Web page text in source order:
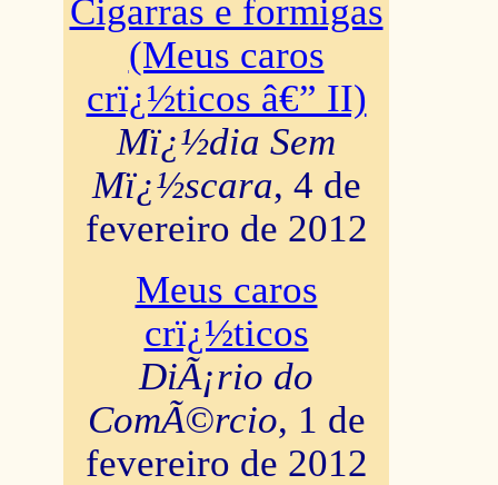
Cigarras e formigas
(Meus caros
crï¿½ticos â€” II)
Mï¿½dia Sem
Mï¿½scara, 4 de
fevereiro de 2012
Meus caros
crï¿½ticos
DiÃ¡rio do
ComÃ©rcio, 1 de
fevereiro de 2012